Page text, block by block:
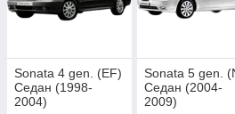
Sonata 4 gen. (EF)
Седан (1998-
2004)
Sonata 5 gen.
Седан (2004-
2009)